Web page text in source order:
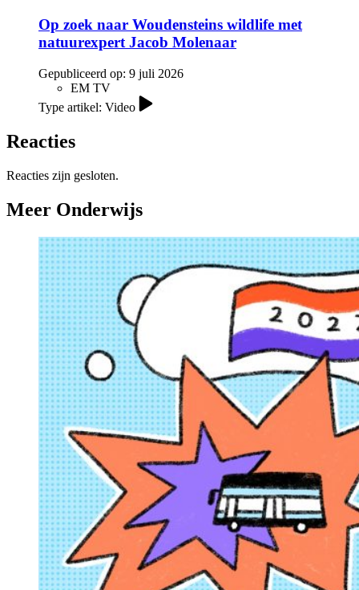
Op zoek naar Woudensteins wildlife met
natuurexpert Jacob Molenaar
Gepubliceerd op: 9 juli 2026
EM TV
Type artikel: Video
Reacties
Reacties zijn gesloten.
Meer Onderwijs